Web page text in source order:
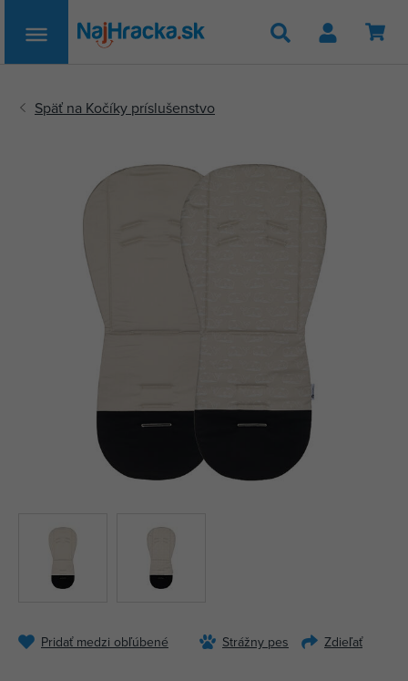
Hľadať
Pridať medzi obľúbené Strážny pes Zdieľať